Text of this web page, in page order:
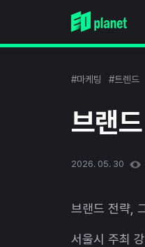
#마케팅 #트렌드
브랜
2026. 05. 30
브랜드 전략,
서울시 주최